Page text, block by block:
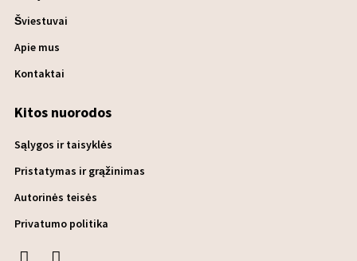
Šviestuvai
Apie mus
Kontaktai
Kitos nuorodos
Sąlygos ir taisyklės
Pristatymas ir grąžinimas
Autorinės teisės
Privatumo politika